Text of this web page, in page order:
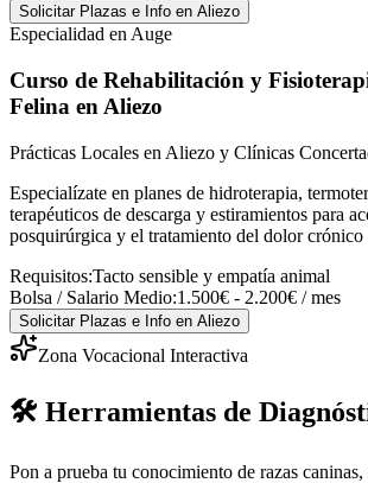
Solicitar Plazas e Info en Aliezo
Especialidad en Auge
Curso de Rehabilitación y
Felina en Aliezo
Prácticas Locales en Aliezo y Clínicas
Especialízate en planes de hidroterapia,
terapéuticos de descarga y estiramientos para
posquirúrgica y el tratamiento del dolor crónico
Requisitos:Tacto sensible y empatía animal
Bolsa / Salario Medio:1.500€ - 2.200€ / mes
Solicitar Plazas e Info en Aliezo
Zona Vocacional Interactiva
🛠️ Herramientas de
Pon a prueba tu conocimiento de razas caninas,